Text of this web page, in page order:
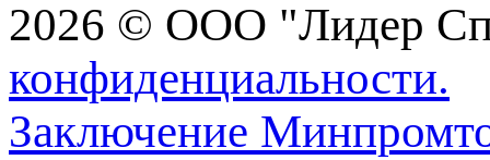
2026 © ООО "Лидер
конфиденциальности.
Заключение